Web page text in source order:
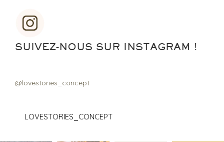
SUIVEZ-NOUS SUR INSTAGRAM !
@lovestories_concept
LOVESTORIES_CONCEPT